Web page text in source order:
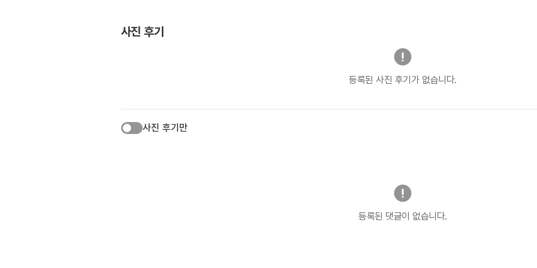
사진 후기
등록된 사진 후기가 없습니다.
사진 후기만
등록된 댓글이 없습니다.